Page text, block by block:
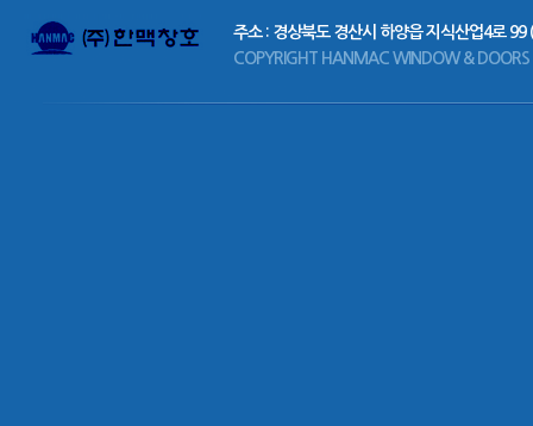
주소 : 경상북도 경산시 하양읍 지식산업4로 99
COPYRIGHT HANMAC WINDOW & DOORS